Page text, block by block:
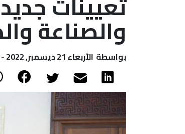
والصناعة
بواسطة الأربعاء 21 ديسمبر, 2022 - 16:13